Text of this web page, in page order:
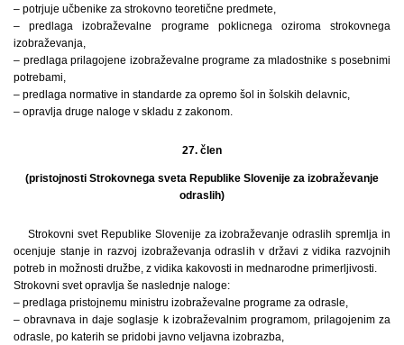
– potrjuje učbenike za strokovno teoretične predmete,
– predlaga izobraževalne programe poklicnega oziroma strokovnega
izobraževanja,
– predlaga prilagojene izobraževalne programe za mladostnike s posebnimi
potrebami,
– predlaga normative in standarde za opremo šol in šolskih delavnic,
– opravlja druge naloge v skladu z zakonom.
27. člen
(pristojnosti Strokovnega sveta Republike Slovenije za izobraževanje
odraslih)
Strokovni svet Republike Slovenije za izobraževanje odraslih spremlja in
ocenjuje stanje in razvoj izobraževanja odraslih v državi z vidika razvojnih
potreb in možnosti družbe, z vidika kakovosti in mednarodne primerljivosti.
Strokovni svet opravlja še naslednje naloge:
– predlaga pristojnemu ministru izobraževalne programe za odrasle,
– obravnava in daje soglasje k izobraževalnim programom, prilagojenim za
odrasle, po katerih se pridobi javno veljavna izobrazba,